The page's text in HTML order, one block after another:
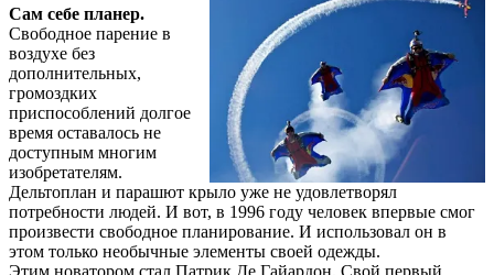
Сам себе планер.
Свободное парение в
воздухе без
дополнительных,
громоздких
приспособлений долгое
время оставалось не
доступным многим
изобретателям.
Дельтоплан и парашют крыло уже не удовлетворял
потребности людей. И вот, в 1996 году человек впервые смог
произвести свободное планирование. И использовал он в
этом только необычные элементы своей одежды.
Этим новатором стал Патрик Де Гайардон. Свой первый